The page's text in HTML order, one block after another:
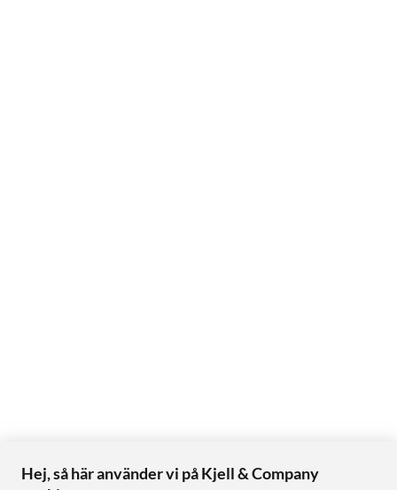
Hej, så här använder vi på Kjell & Company